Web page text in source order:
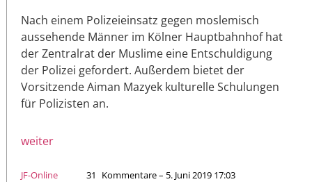
Nach einem Polizeieinsatz gegen moslemisch
aussehende Männer im Kölner Hauptbahnhof hat
der Zentralrat der Muslime eine Entschuldigung
der Polizei gefordert. Außerdem bietet der
Vorsitzende Aiman Mazyek kulturelle Schulungen
für Polizisten an.
weiter
JF-Online 31 Kommentare – 5. Juni 2019 17:03